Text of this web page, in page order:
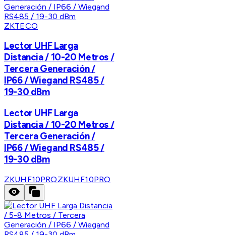
ZKTECO
Lector UHF Larga
Distancia / 10-20 Metros /
Tercera Generación /
IP66 / Wiegand RS485 /
19-30 dBm
Lector UHF Larga
Distancia / 10-20 Metros /
Tercera Generación /
IP66 / Wiegand RS485 /
19-30 dBm
ZKUHF10PROZKUHF10PRO